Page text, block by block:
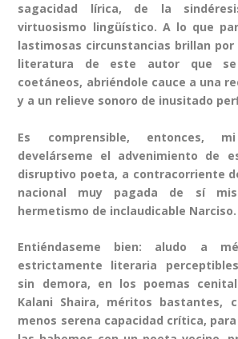
sagacidad lírica, de la
virtuosismo lingüístico. A lo que
lastimosas circunstancias brillan por
literatura de este autor que
coetáneos, abriéndole cauce a una
y a un relieve sonoro de inusitado
Es comprensible, entonces,
develárseme el advenimiento de
disruptivo poeta, a contracorriente
nacional muy pagada de sí
hermetismo de inclaudicable Narciso.
Entiéndaseme bien: aludo a
estrictamente literaria
sin demora, en los poemas
Kalani Shaira, méritos bastantes,
menos serena capacidad crítica,